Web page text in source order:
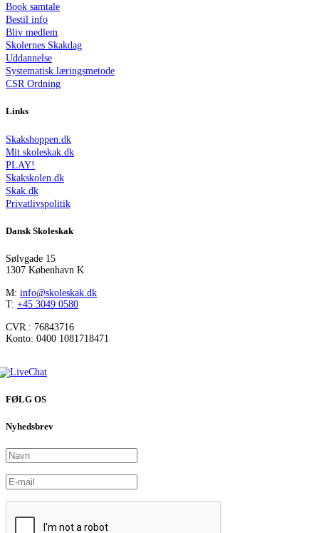
Book samtale
Bestil info
Bliv medlem
Skolernes Skakdag
Uddannelse
Systematisk læringsmetode
CSR Ordning
Links
Skakshoppen.dk
Mit.skoleskak.dk
PLAY!
Skakskolen.dk
Skak.dk
Privatlivspolitik
Dansk Skoleskak
Sølvgade 15
1307 København K
M: info@skoleskak.dk
T: +45 3049 0580
CVR.: 76843716
Konto: 0400 1081718471
FØLG OS
Nyhedsbrev